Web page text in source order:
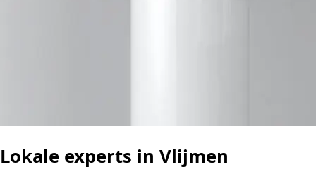
Lokale experts in Vlijmen